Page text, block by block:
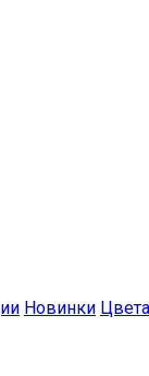
Новинки Цвета